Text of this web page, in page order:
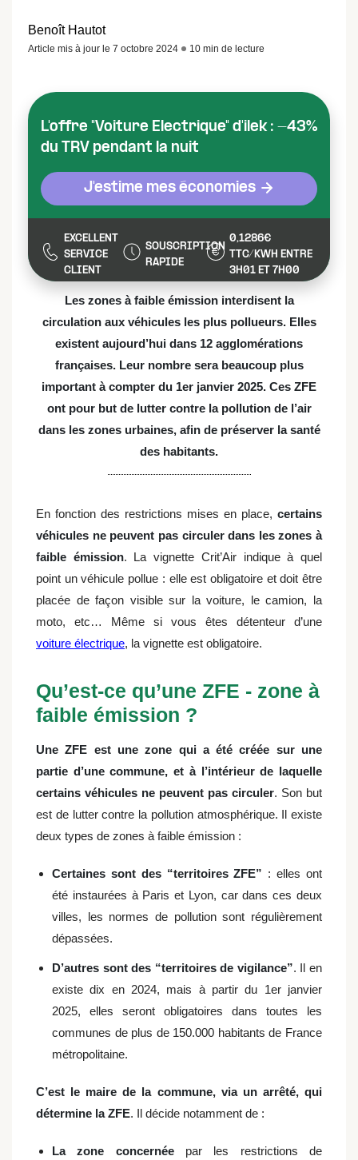
Benoît Hautot
Article mis à jour le 7 octobre 2024 10 min de lecture
L'offre "Voiture Electrique" d'ilek : -43%
du TRV pendant la nuit
J'estime mes économies
EXCELLENT
SERVICE
CLIENT
SOUSCRIPTION
RAPIDE
0,1286€
TTC/KWH ENTRE
3H01 ET 7H00
Les zones à faible émission interdisent la
circulation aux véhicules les plus pollueurs. Elles
existent aujourd’hui dans 12 agglomérations
françaises. Leur nombre sera beaucoup plus
important à compter du 1er janvier 2025. Ces ZFE
ont pour but de lutter contre la pollution de l’air
dans les zones urbaines, afin de préserver la santé
des habitants.
En fonction des restrictions mises en place, certains
véhicules ne peuvent pas circuler dans les zones à
faible émission. La vignette Crit’Air indique à quel
point un véhicule pollue : elle est obligatoire et doit être
placée de façon visible sur la voiture, le camion, la
moto, etc… Même si vous êtes détenteur d’une
voiture électrique, la vignette est obligatoire.
Qu’est-ce qu’une ZFE - zone à
faible émission ?
Une ZFE est une zone qui a été créée sur une
partie d’une commune, et à l’intérieur de laquelle
certains véhicules ne peuvent pas circuler. Son but
est de lutter contre la pollution atmosphérique. Il existe
deux types de zones à faible émission :
Certaines sont des “territoires ZFE” : elles ont
été instaurées à Paris et Lyon, car dans ces deux
villes, les normes de pollution sont régulièrement
dépassées.
D’autres sont des “territoires de vigilance”. Il en
existe dix en 2024, mais à partir du 1er janvier
2025, elles seront obligatoires dans toutes les
communes de plus de 150.000 habitants de France
métropolitaine.
C’est le maire de la commune, via un arrêté, qui
détermine la ZFE. Il décide notamment de :
La zone concernéepar les restrictions de